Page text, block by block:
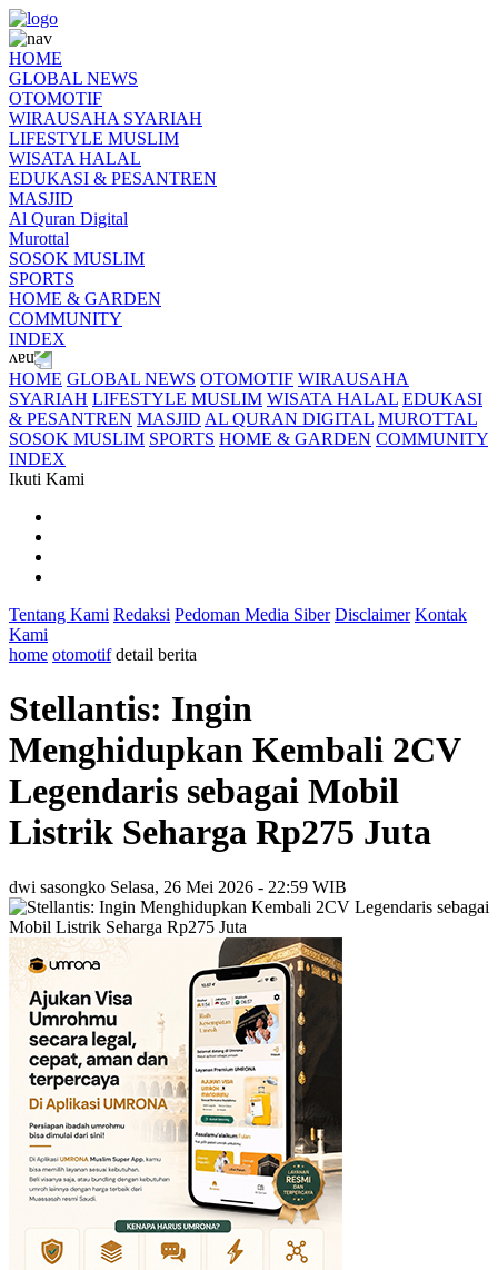
HOME
GLOBAL NEWS
OTOMOTIF
WIRAUSAHA SYARIAH
LIFESTYLE MUSLIM
WISATA HALAL
EDUKASI & PESANTREN
MASJID
Al Quran Digital
Murottal
SOSOK MUSLIM
SPORTS
HOME & GARDEN
COMMUNITY
INDEX
HOME GLOBAL NEWS OTOMOTIF WIRAUSAHA
SYARIAH LIFESTYLE MUSLIM WISATA HALAL EDUKASI
& PESANTREN MASJID AL QURAN DIGITAL MUROTTAL
SOSOK MUSLIM SPORTS HOME & GARDEN COMMUNITY
INDEX
Ikuti Kami
Tentang Kami Redaksi Pedoman Media Siber Disclaimer Kontak
Kami
home otomotif detail berita
Stellantis: Ingin
Menghidupkan Kembali 2CV
Legendaris sebagai Mobil
Listrik Seharga Rp275 Juta
dwi sasongko Selasa, 26 Mei 2026 - 22:59 WIB